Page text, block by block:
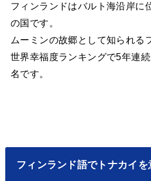
フィンランドはバルト海沿岸に
の国です。
ムーミンの故郷として知られる
世界幸福度ランキングで5年連
名です。
フィンランド語でトナカイを